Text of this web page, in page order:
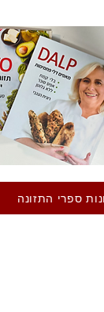
ספרי התזונה